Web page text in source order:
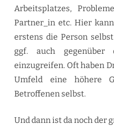
Arbeitsplatzes,
Partner_in etc. Hier
erstens die Person
ggf. auch gegenüber
einzugreifen. Oft haben
Umfeld eine höhere
Betroffenen selbst.
Und dann ist da noch der